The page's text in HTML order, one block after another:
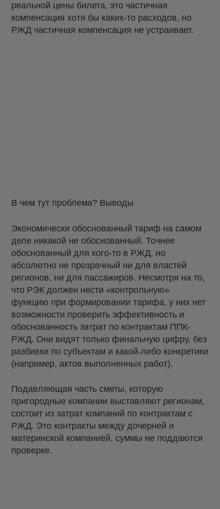
реальной цены билета, это частичная
компенсация хотя бы каких-то расходов, но
РЖД частичная компенсация не устраивает.
В чем тут проблема? Выводы
Экономически обоснованный тариф на самом
деле никакой не обоснованный. Точнее
обоснованный для кого-то в РЖД, но
абсолютно не прозрачный ни для властей
регионов, ни для пассажиров. Несмотря на то,
что РЭК должен нести «контрольную»
функцию при формировании тарифа, у них нет
возможности проверить эффективность и
обоснованность затрат по контрактам ППК-
РЖД. Они видят только финальную цифру, без
разбивки по субъектам и какой-либо конкретики
(например, актов выполненных работ).
Подавляющая часть сметы, которую
пригородные компании выставляют регионам,
состоит из затрат компаний по контрактам с
РЖД. Это контракты между дочерней и
материнской компанией, суммы не поддаются
проверке.